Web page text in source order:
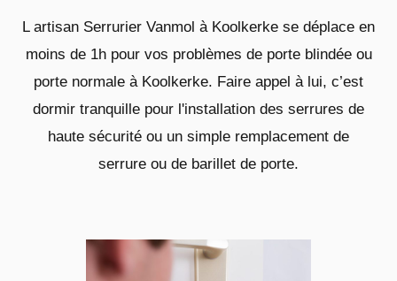
L artisan Serrurier Vanmol à Koolkerke se déplace en
moins de 1h pour vos problèmes de porte blindée ou
porte normale à Koolkerke. Faire appel à lui, c’est
dormir tranquille pour l'installation des serrures de
haute sécurité ou un simple remplacement de
serrure ou de barillet de porte.